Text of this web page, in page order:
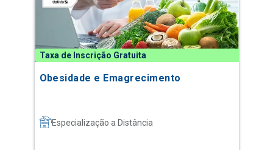
Taxa de Inscrição Gratuita
Obesidade e Emagrecimento
Especialização a Distância